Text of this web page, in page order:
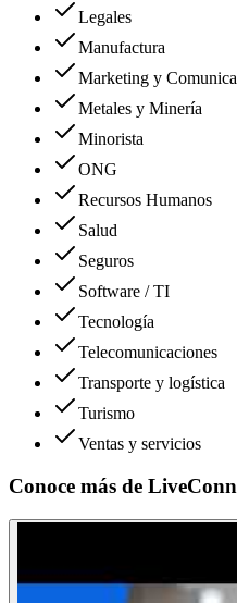
Legales
Manufactura
Marketing y
Metales y Minería
Minorista
ONG
Recursos Humanos
Salud
Seguros
Software / TI
Tecnología
Telecomunicaciones
Transporte y logística
Turismo
Ventas y servicios
Conoce más de